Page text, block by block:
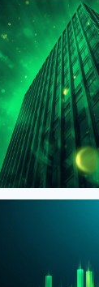
стейкинг для
доступ к
через